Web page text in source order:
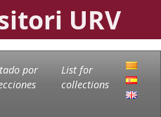
URV
por
List for
collections